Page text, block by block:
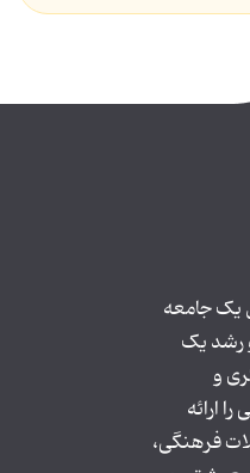
یک جامعه
رشد یک
و
ارائه
فرهنگی،